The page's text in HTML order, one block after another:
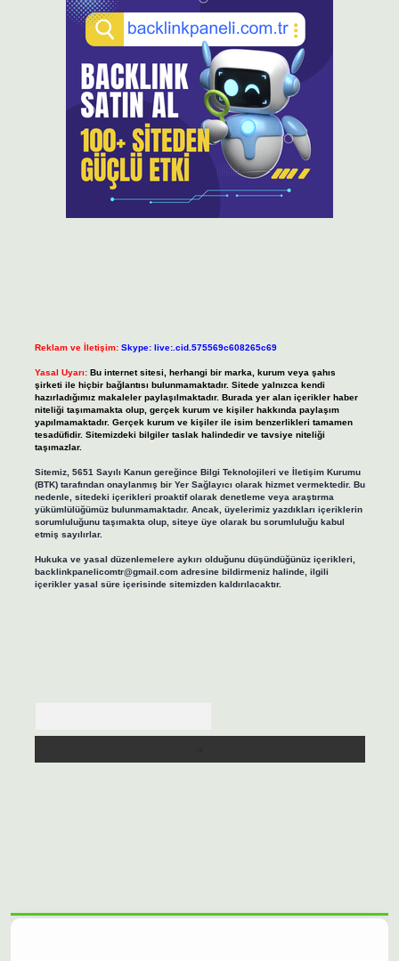
Reklam ve İletişim: Skype: live:.cid.575569c608265c69
Yasal Uyarı: Bu internet sitesi, herhangi bir marka, kurum veya şahıs
şirketi ile hiçbir bağlantısı bulunmamaktadır. Sitede yalnızca kendi
hazırladığımız makaleler paylaşılmaktadır. Burada yer alan içerikler haber
niteliği taşımamakta olup, gerçek kurum ve kişiler hakkında paylaşım
yapılmamaktadır. Gerçek kurum ve kişiler ile isim benzerlikleri tamamen
tesadüfidir. Sitemizdeki bilgiler taslak halindedir ve tavsiye niteliği
taşımazlar.
Sitemiz, 5651 Sayılı Kanun gereğince Bilgi Teknolojileri ve İletişim Kurumu
(BTK) tarafından onaylanmış bir Yer Sağlayıcı olarak hizmet vermektedir. Bu
nedenle, sitedeki içerikleri proaktif olarak denetleme veya araştırma
yükümlülüğümüz bulunmamaktadır. Ancak, üyelerimiz yazdıkları içeriklerin
sorumluluğunu taşımakta olup, siteye üye olarak bu sorumluluğu kabul
etmiş sayılırlar.
Hukuka ve yasal düzenlemelere aykırı olduğunu düşündüğünüz içerikleri,
backlinkpanelicomtr@gmail.comadresine bildirmeniz halinde, ilgili
içerikler yasal süre içerisinde sitemizden kaldırılacaktır.